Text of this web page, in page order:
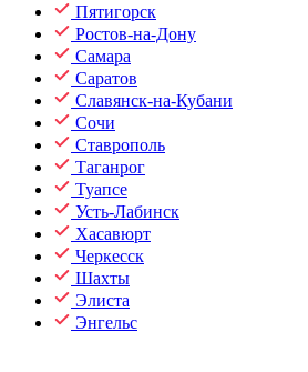
Пятигорск
Ростов-на-Дону
Самара
Саратов
Славянск-на-Кубани
Сочи
Ставрополь
Таганрог
Туапсе
Усть-Лабинск
Хасавюрт
Черкесск
Шахты
Элиста
Энгельс